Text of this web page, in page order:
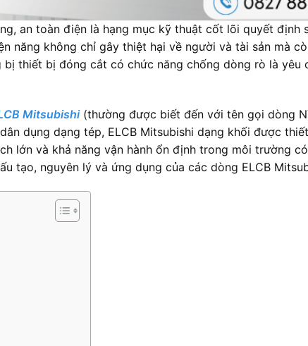
an toàn điện là hạng mục kỹ thuật cốt lõi quyết định
năng không chỉ gây thiệt hại về người và tài sản mà
thiết bị đóng cắt có chức năng chống dòng rò là
Mitsubishi(thường được biết đến với tên gọi dòng
dụng dạng tép, ELCB Mitsubishi dạng khối được
lớn và khả năng vận hành ổn định trong môi trường
tạo, nguyên lý và ứng dụng của các dòng ELCB